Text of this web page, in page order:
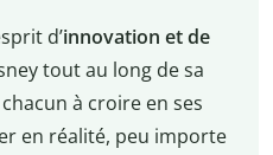
d’innovation et de
tout au long de sa
à croire en ses
en réalité, peu importe